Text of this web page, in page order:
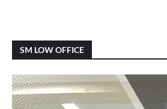
SM LOW OFFICE